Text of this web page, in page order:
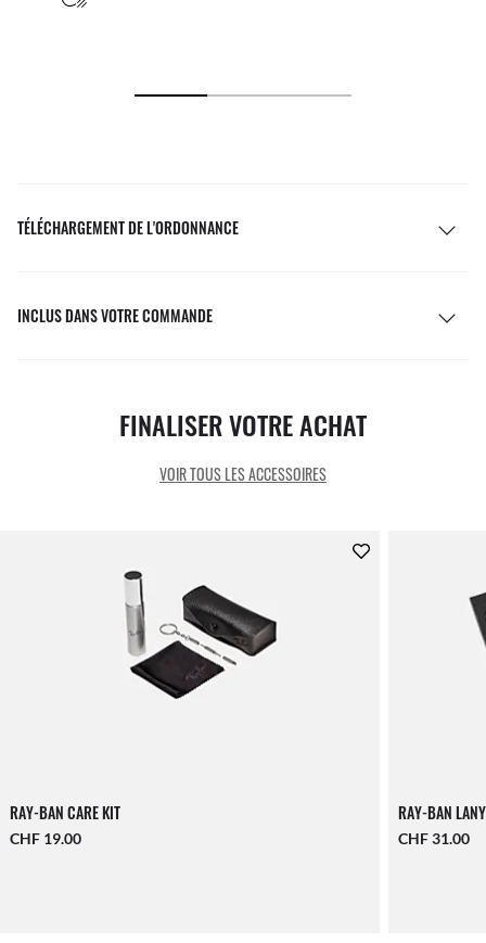
TÉLÉCHARGEMENT DE L'ORDONNANCE
INCLUS DANS VOTRE COMMANDE
FINALISER VOTRE ACHAT
VOIR TOUS LES ACCESSOIRES
RAY-BAN CARE KIT
CHF 19.00
RAY-BAN
CHF 31.00